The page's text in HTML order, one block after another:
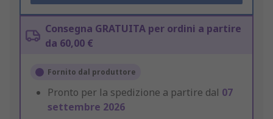
Consegna GRATUITA per ordini a partire
da 60,00 €
Fornito dal produttore
Pronto per la spedizione a partire dal 07
settembre 2026